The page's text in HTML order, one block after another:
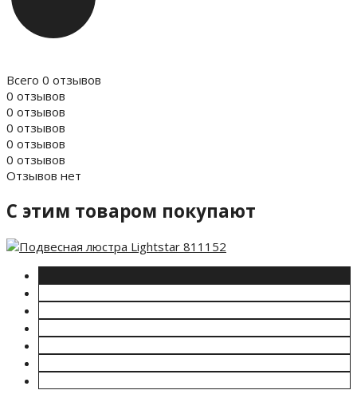
Всего 0 отзывов
0 отзывов
0 отзывов
0 отзывов
0 отзывов
0 отзывов
Отзывов нет
C этим товаром покупают